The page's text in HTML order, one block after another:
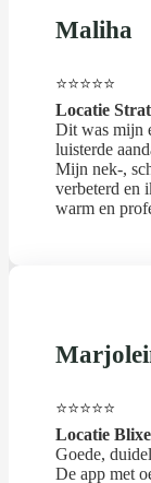
Maliha
⭐⭐⭐⭐⭐
Locatie
Dit was mijn
luisterde
Mijn nek-,
verbeterd en
warm en
⭐⭐⭐⭐⭐
Locatie
Goede,
De app met